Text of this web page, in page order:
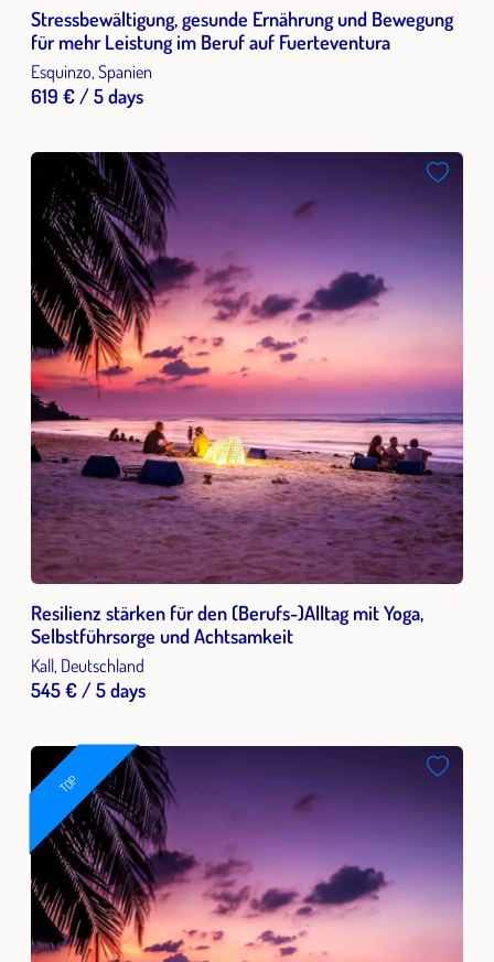
Stressbewältigung, gesunde Ernährung und Bewegung
für mehr Leistung im Beruf auf Fuerteventura
Esquinzo, Spanien
619 € / 5 days
Resilienz stärken für den (Berufs-)Alltag mit Yoga,
Selbstführsorge und Achtsamkeit
Kall, Deutschland
545 € / 5 days
TOP